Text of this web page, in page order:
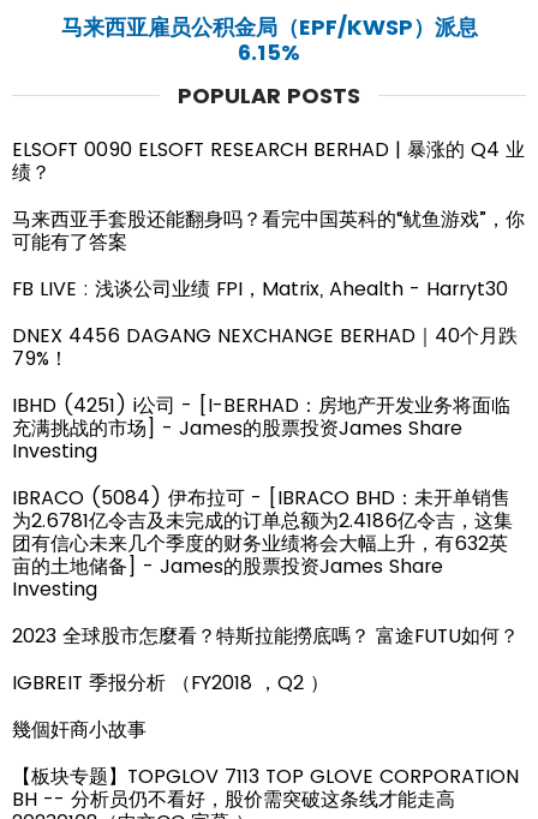
马来西亚雇员公积金局（EPF/KWSP）派息
6.15%
POPULAR POSTS
ELSOFT 0090 ELSOFT RESEARCH BERHAD | 暴涨的 Q4 业
绩？
马来西亚手套股还能翻身吗？看完中国英科的“鱿鱼游戏”，你
可能有了答案
FB LIVE : 浅谈公司业绩 FPI，Matrix, Ahealth - Harryt30
DNEX 4456 DAGANG NEXCHANGE BERHAD｜40个月跌
79%！
IBHD (4251) i公司 - [I-BERHAD：房地产开发业务将面临
充满挑战的市场] - James的股票投资James Share
Investing
IBRACO (5084) 伊布拉可 - [IBRACO BHD：未开单销售
为2.6781亿令吉及未完成的订单总额为2.4186亿令吉，这集
团有信心未来几个季度的财务业绩将会大幅上升，有632英
亩的土地储备] - James的股票投资James Share
Investing
2023 全球股市怎麼看？特斯拉能撈底嗎？ 富途FUTU如何？
IGBREIT 季报分析 （FY2018 ，Q2 ）
幾個奸商小故事
【板块专题】TOPGLOV 7113 TOP GLOVE CORPORATION
BH -- 分析员仍不看好，股价需突破这条线才能走高